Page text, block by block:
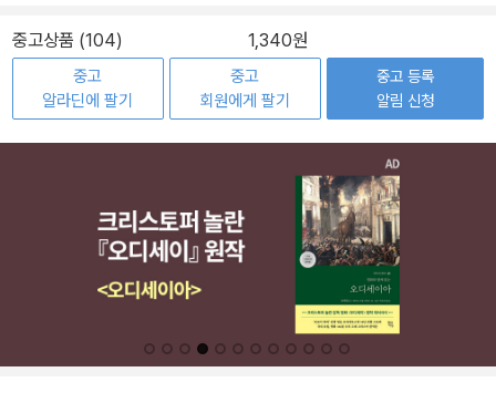
중고상품 (104) 1,340원
중고
알라딘에 팔기
중고
회원에게 팔기
중고 등록
알림 신청